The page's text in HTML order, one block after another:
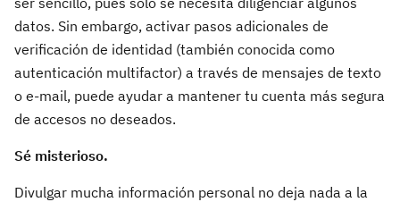
datos. Sin embargo, activar pasos adicionales de
verificación de identidad (también conocida como
autenticación multifactor) a través de mensajes de texto
o e-mail, puede ayudar a mantener tu cuenta más segura
de accesos no deseados.
Sé misterioso.
Divulgar mucha información personal no deja nada a la